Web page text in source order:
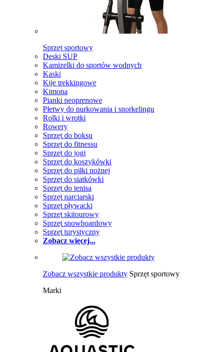
Sprzęt sportowy
Deski SUP
Kamizelki do sportów wodnych
Kaski
Kije trekkingowe
Kimona
Pianki neoprenowe
Płetwy do nurkowania i snorkelingu
Rolki i wrotki
Rowery
Sprzęt do boksu
Sprzęt do fitnessu
Sprzęt do jogi
Sprzęt do koszykówki
Sprzęt do piłki nożnej
Sprzęt do siatkówki
Sprzęt do tenisa
Sprzęt narciarski
Sprzęt pływacki
Sprzęt skitourowy
Sprzęt snowboardowy
Sprzęt turystyczny
Zobacz więcej...
Zobacz wszystkie produkty Sprzęt sportowy
Marki